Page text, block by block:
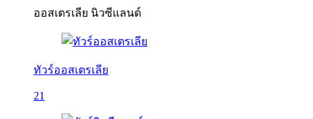
ออสเตรเลีย นิวซีแลนด์
ทัวร์ออสเตรเลีย
21